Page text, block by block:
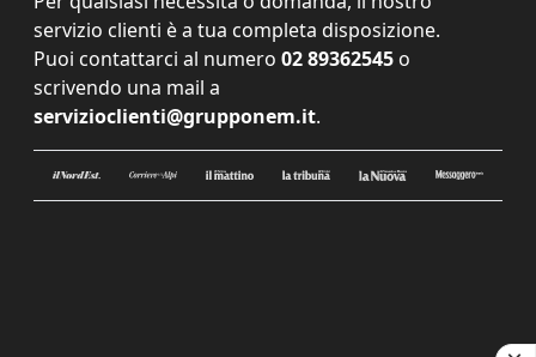
servizio clienti è a tua completa disposizione.
Puoi contattarci al numero 02 89362545 o
scrivendo una mail a
servizioclienti@grupponem.it.